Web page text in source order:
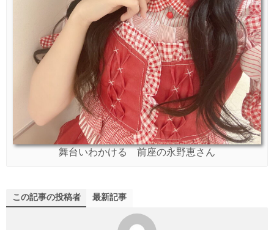
舞台いわかける 前座の永野恵さん
この記事の投稿者 最新記事